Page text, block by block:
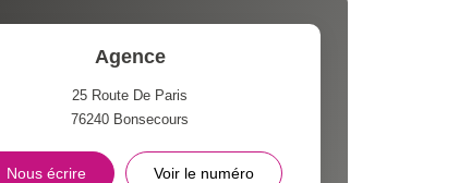
Agence
25 Route De Paris
76240 Bonsecours
Nous écrire Voir le numéro